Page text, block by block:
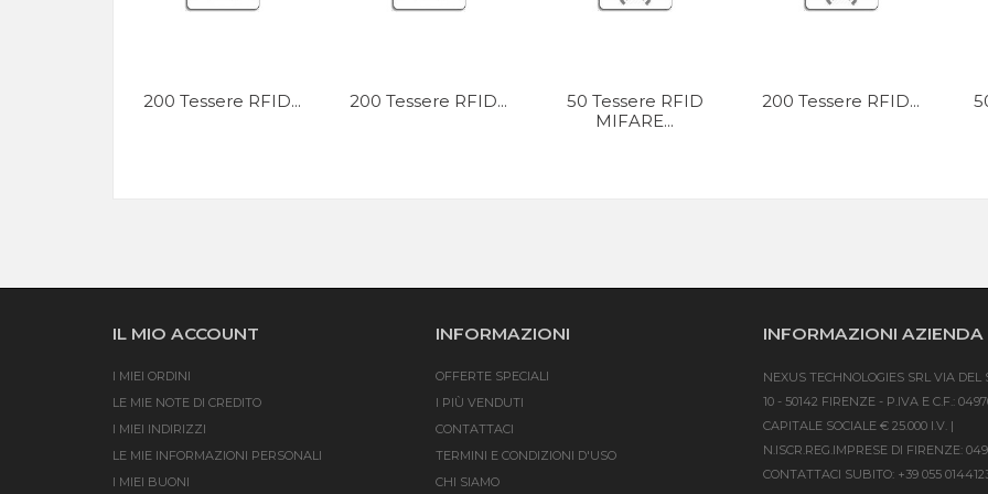
200 Tessere RFID... 200 Tessere RFID...
50 Tessere RFID
MIFARE...
200 Tessere RFID...
IL MIO ACCOUNT
I MIEI ORDINI
LE MIE NOTE DI CREDITO
I MIEI INDIRIZZI
LE MIE INFORMAZIONI PERSONALI
I MIEI BUONI
INFORMAZIONI
OFFERTE SPECIALI
I PIÙ VENDUTI
CONTATTACI
TERMINI E CONDIZIONI D'USO
CHI SIAMO
INFORMAZIONI AZIENDA
NEXUS TECHNOLOGIES SRL VIA DEL
10 - 50142 FIRENZE - P.IVA E C.F.:
CAPITALE SOCIALE € 25.000 I.V. |
N.ISCR.REG.IMPRESE DI FIRENZE:
CONTATTACI SUBITO: +39 055